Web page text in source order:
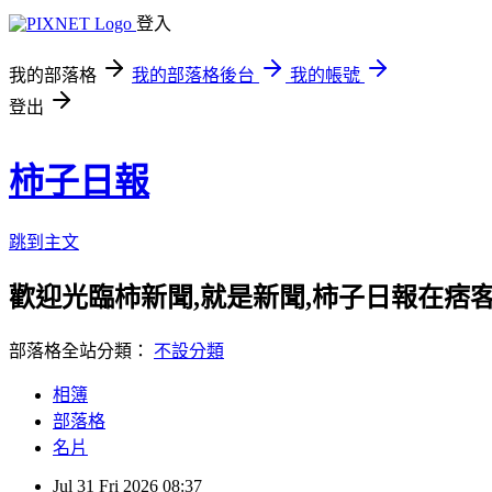
登入
我的部落格 我的部落格後台
我的帳號
登出
柿子日報
跳到主文
歡迎光臨柿新聞,就是新聞,柿子日報在痞
部落格全站分類： 不設分類
相簿
部落格
名片
Jul 31 Fri 2026 08:37